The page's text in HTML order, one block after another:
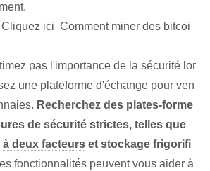
ici Comment miner des bitcoi
pas l'importance de la sécurité lor
une plateforme d'échange pour ven
Recherchez des plates-forme
de sécurité strictes, telles que
à deux facteurs et stockage frigorifi
fonctionnalités peuvent vous aider à